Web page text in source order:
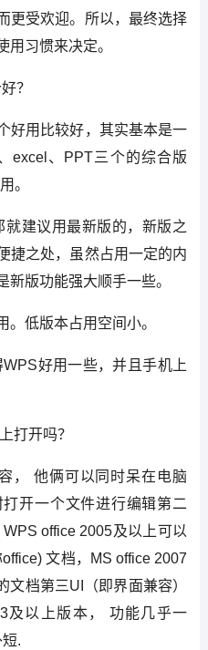
更受欢迎。所以，最终选择
用习惯来决定。
？
好用比较好，其实基本是一
excel、PPT三个的综合版
。
建议用最新版的，新版之
捷之处，虽然占用一定的内
版功能强大顺手一些。
低版本占用空间小。
好用一些，并且手机上
打开吗？
， 他俩可以同时呆在电脑
打开一个文件进行编辑第二
office 2005及以上可以
文档，MS office 2007
文档第三UI（即界面兼容）
及以上版本， 功能几乎一
.